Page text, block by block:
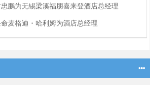
鹏为无锡梁溪福朋喜来登酒店总经理
麦格迪・哈利姆为酒店总经理